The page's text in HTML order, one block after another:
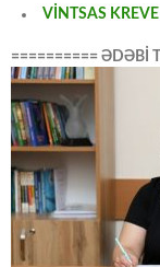
VİNTSAS
========== ƏDƏBİ